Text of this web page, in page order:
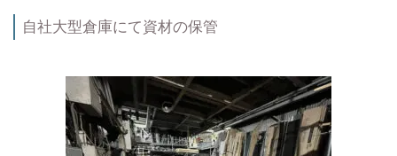
自社大型倉庫にて資材の保管